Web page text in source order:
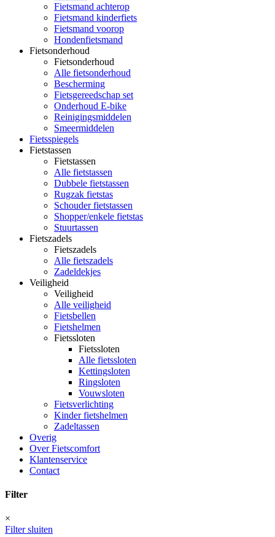
Fietsmand achterop
Fietsmand kinderfiets
Fietsmand voorop
Hondenfietsmand
Fietsonderhoud
Fietsonderhoud
Alle fietsonderhoud
Bescherming
Fietsgereedschap set
Onderhoud E-bike
Reinigingsmiddelen
Smeermiddelen
Fietsspiegels
Fietstassen
Fietstassen
Alle fietstassen
Dubbele fietstassen
Rugzak fietstas
Schouder fietstassen
Shopper/enkele fietstas
Stuurtassen
Fietszadels
Fietszadels
Alle fietszadels
Zadeldekjes
Veiligheid
Veiligheid
Alle veiligheid
Fietsbellen
Fietshelmen
Fietssloten
Fietssloten
Alle fietssloten
Kettingsloten
Ringsloten
Vouwsloten
Fietsverlichting
Kinder fietshelmen
Zadeltassen
Overig
Over Fietscomfort
Klantenservice
Contact
Filter
×
Filter sluiten